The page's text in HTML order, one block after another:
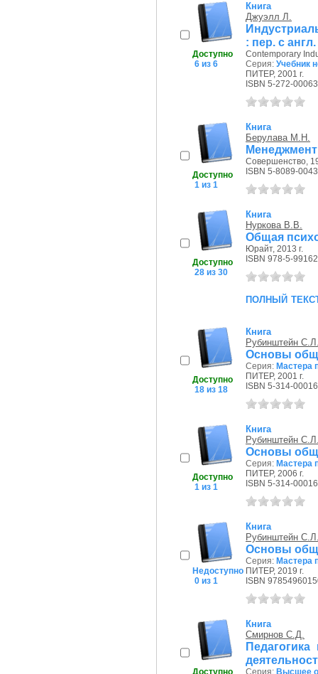
Доступно
6 из 6
Книга
Джуэлл Л.
: пер. с англ.
Contemporary
Серия: Учебник
ПИТЕР, 2001 г.
ISBN 5-272-
Доступно
1 из 1
Книга
Берулава М.Н.
Совершенство,
ISBN 5-8089-
Доступно
28 из 30
Книга
Нуркова В.В.
Общая
Юрайт, 2013 г.
ISBN 978-5-
полный
Доступно
18 из 18
Книга
Рубинштейн
Основы
Серия: Мастера
ПИТЕР, 2001 г.
ISBN 5-314-
Доступно
1 из 1
Книга
Рубинштейн
Основы
Серия: Мастера
ПИТЕР, 2006 г.
ISBN 5-314-
Недоступно
0 из 1
Книга
Рубинштейн
Основы
Серия: Мастера
ПИТЕР, 2019 г.
ISBN
Доступно
Книга
Смирнов С.Д.
Серия: Высшее